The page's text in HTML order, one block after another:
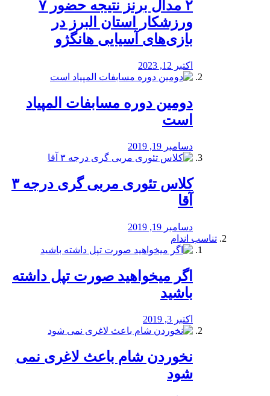
۲ مدال برنز نتیجه حضور ۷
ورزشکار استان البرز در
بازی‌های آسیایی هانگژو
اکتبر 12, 2023
دومین دوره مسابفات المپیاد
است
دسامبر 19, 2019
کلاس تئوری مربی گری درجه ۳
آقا
دسامبر 19, 2019
تناسب اندام
اگر میخواهید صورت تپل داشته
باشید
اکتبر 3, 2019
نخوردن شام باعث لاغری نمی
‌شود